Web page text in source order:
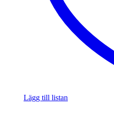
Lägg till listan